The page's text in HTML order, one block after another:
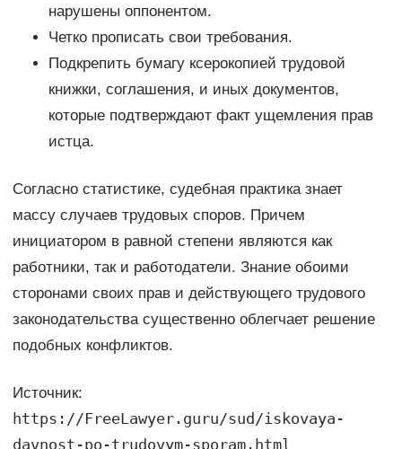
нарушены оппонентом.
Четко прописать свои требования.
Подкрепить бумагу ксерокопией трудовой
книжки, соглашения, и иных документов,
которые подтверждают факт ущемления прав
истца.
Согласно статистике, судебная практика знает
массу случаев трудовых споров. Причем
инициатором в равной степени являются как
работники, так и работодатели. Знание обоими
сторонами своих прав и действующего трудового
законодательства существенно облегчает решение
подобных конфликтов.
Источник:
https://FreeLawyer.guru/sud/iskovaya-
davnost-po-trudovym-sporam.html